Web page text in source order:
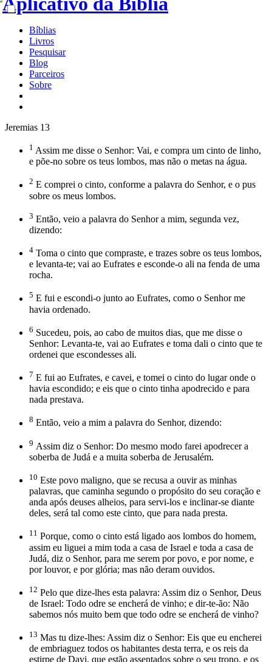
Bíblias
Livros
Pesquisar
Blog
Parceiros
Sobre
Jeremias 13
1 Assim me disse o Senhor: Vai, e compra um cinto de linho,
e põe-no sobre os teus lombos, mas não o metas na água.
2 E comprei o cinto, conforme a palavra do Senhor, e o pus
sobre os meus lombos.
3 Então, veio a palavra do Senhor a mim, segunda vez,
dizendo:
4 Toma o cinto que compraste, e trazes sobre os teus lombos,
e levanta-te; vai ao Eufrates e esconde-o ali na fenda de uma
rocha.
5 E fui e escondi-o junto ao Eufrates, como o Senhor me
havia ordenado.
6 Sucedeu, pois, ao cabo de muitos dias, que me disse o
Senhor: Levanta-te, vai ao Eufrates e toma dali o cinto que te
ordenei que escondesses ali.
7 E fui ao Eufrates, e cavei, e tomei o cinto do lugar onde o
havia escondido; e eis que o cinto tinha apodrecido e para
nada prestava.
8 Então, veio a mim a palavra do Senhor, dizendo:
9 Assim diz o Senhor: Do mesmo modo farei apodrecer a
soberba de Judá e a muita soberba de Jerusalém.
10 Este povo maligno, que se recusa a ouvir as minhas
palavras, que caminha segundo o propósito do seu coração e
anda após deuses alheios, para servi-los e inclinar-se diante
deles, será tal como este cinto, que para nada presta.
11 Porque, como o cinto está ligado aos lombos do homem,
assim eu liguei a mim toda a casa de Israel e toda a casa de
Judá, diz o Senhor, para me serem por povo, e por nome, e
por louvor, e por glória; mas não deram ouvidos.
12 Pelo que dize-lhes esta palavra: Assim diz o Senhor, Deus
de Israel: Todo odre se encherá de vinho; e dir-te-ão: Não
sabemos nós muito bem que todo odre se encherá de vinho?
13 Mas tu dize-lhes: Assim diz o Senhor: Eis que eu encherei
de embriaguez todos os habitantes desta terra, e os reis da
estirpe de Davi, que estão assentados sobre o seu trono, e os